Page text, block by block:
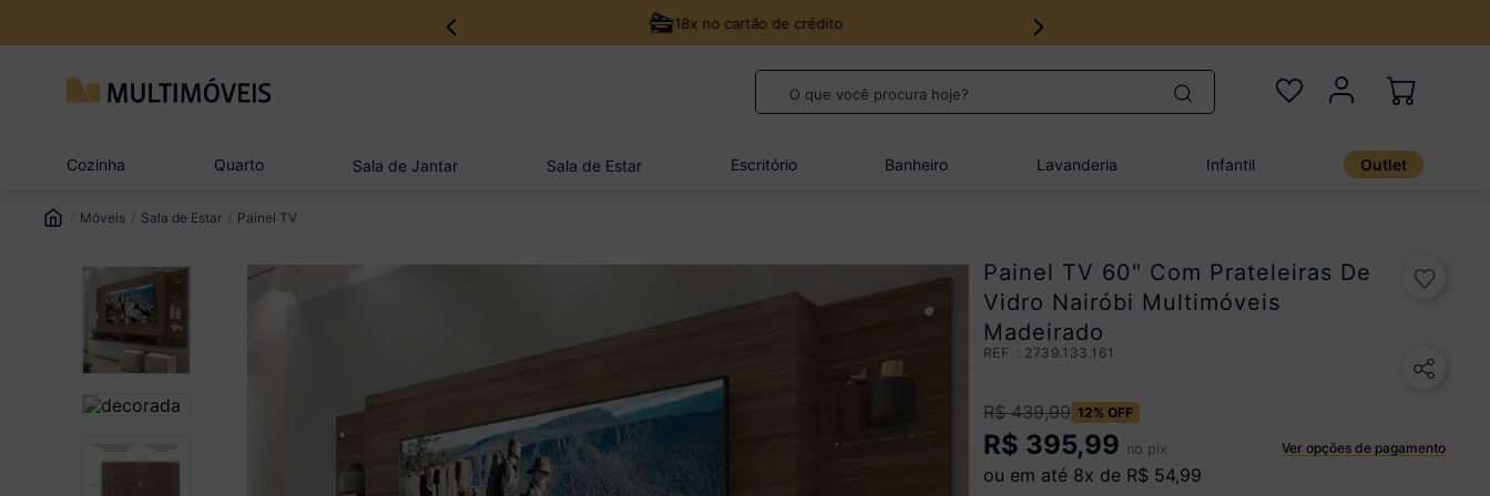
18x no cartão de crédito
O que você procura hoje?
Cozinha Quarto Sala de Jantar Sala de Estar Escritório Banheiro Lavanderia Infantil Outlet
Móveis Sala de Estar Painel TV
Painel TV 60" Com Prateleiras De
Vidro Nairóbi Multimóveis
Madeirado
: 2739.133.161
R$ 439,99 12% OFF
R$ 395,99 no pix Ver opções de pagamento
ou em até 8x de R$ 54,99
4º